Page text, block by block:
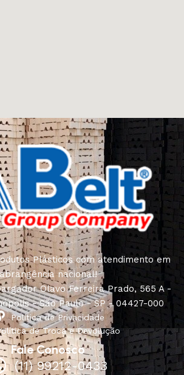
We have selected for you the
craftsmen who managed to
elegance, quality and practicality in
assortment includes products
Who for many years of
did not give reason to doubt their
All of them guarantee the high
excellent operational
appearance of the products, a
of the furniture, as well as safety.
Plásticos com atendimento em
nacional!
Olavo Ferreira Prado, 565 A -
- São Paulo - SP - 04427-000
Política de Privacidade
de Troca e Devolução
Fale Conosco
(11) 99212-0433